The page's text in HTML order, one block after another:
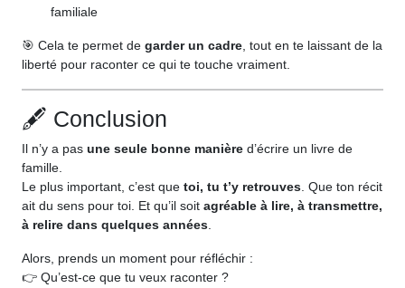
familiale
🎯 Cela te permet de garder un cadre , tout en te laissant de la
liberté pour raconter ce qui te touche vraiment.
🖋️ Conclusion
Il n’y a pas une seule bonne manière d’écrire un livre de
famille.
Le plus important, c’est que toi, tu t’y retrouves . Que ton récit
ait du sens pour toi. Et qu’il soit agréable à lire, à transmettre,
à relire dans quelques années
Alors, prends un moment pour réfléchir :
👉 Qu’est-ce que tu veux raconter ?